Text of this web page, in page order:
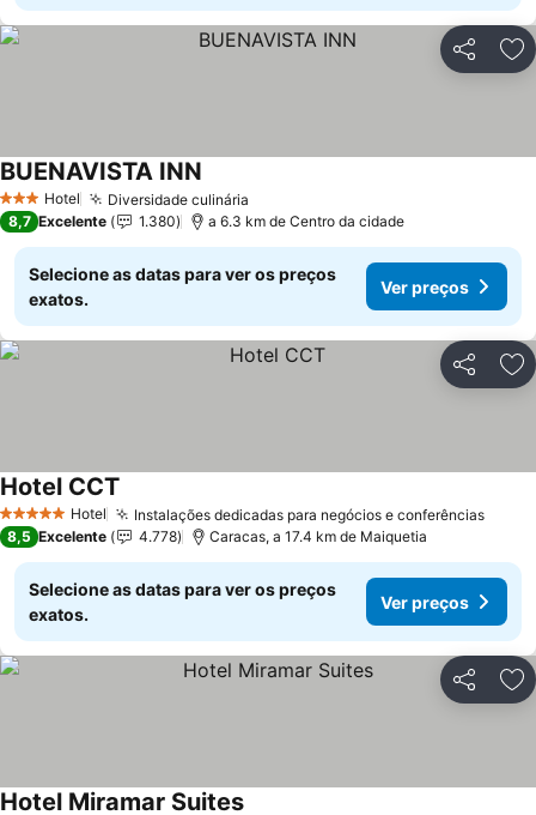
Partilhar
3 EstrelasHotel Diversidade culinária
BUENAVISTA INN
8,7 Excelente 1.380 a 6.3 km de Centro da cidade
Selecione as datas para ver os preços
exatos.
Ver preços
Partilhar
5 Estrelas Hotel Instalações dedicadas para negócios e conferências
Hotel CCT
8,5 Excelente 4.778 Caracas, a 17.4 km de Maiquetia
Selecione as datas para ver os preços
exatos.
Ver preços
Partilhar
Hotel Miramar Suites